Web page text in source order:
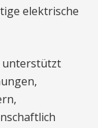
elektrische
unterstützt